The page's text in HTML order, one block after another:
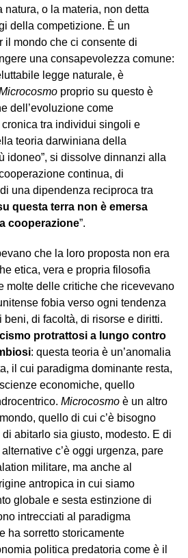
natura, o la materia, non detta
della competizione. È un
il mondo che ci consente di
una consapevolezza comune:
legge naturale, è
proprio su questo è
dell’evoluzione come
tra individui singoli e
teoria darwiniana della
idoneo”, si dissolve dinnanzi alla
continua, di
una dipendenza reciproca tra
questa terra non è emersa
cooperazione”.
che la loro proposta non era
etica, vera e propria filosofia
molte delle critiche che ricevevano
fobia verso ogni tendenza
di facoltà, di risorse e diritti.
protrattosi a lungo contro
: questa teoria è un’anomalia
il cui paradigma dominante resta,
economiche, quello
Microcosmo è un altro
quello di cui c’è bisogno
abitarlo sia giusto, modesto. E di
c’è oggi urgenza, pare
militare, ma anche al
antropica in cui siamo
globale e sesta estinzione di
intrecciati al paradigma
ha sorretto storicamente
politica predatoria come è il